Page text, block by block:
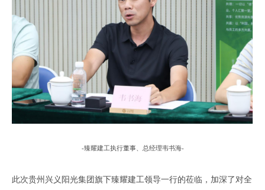
-臻耀建工执行董事、总经理韦书海-
此次贵州兴义阳光集团旗下臻耀建工领导一行的莅临 ， 加深了对全